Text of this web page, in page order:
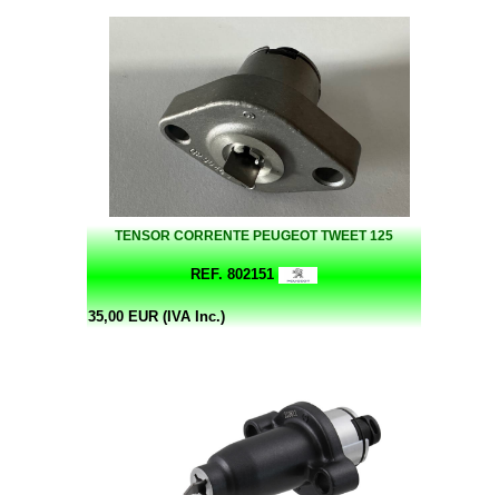
TENSOR CORRENTE PEUGEOT TWEET 125
REF. 802151
35,00 EUR (IVA Inc.)